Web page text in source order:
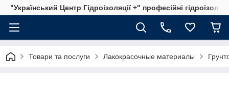
"Український Центр Гідроізоляції +" професійні
Товари та послуги Лакокрасочные материалы